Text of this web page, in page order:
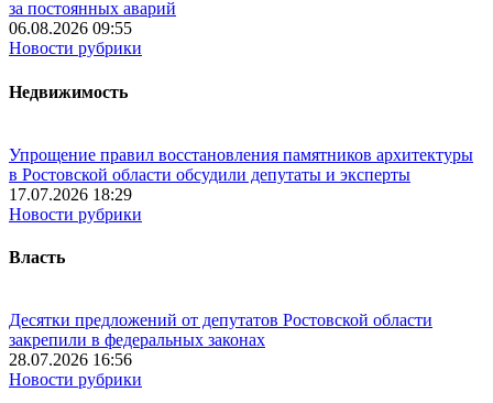
за постоянных аварий
06.08.2026 09:55
Новости рубрики
Недвижимость
Упрощение правил восстановления памятников архитектуры
в Ростовской области обсудили депутаты и эксперты
17.07.2026 18:29
Новости рубрики
Власть
Десятки предложений от депутатов Ростовской области
закрепили в федеральных законах
28.07.2026 16:56
Новости рубрики